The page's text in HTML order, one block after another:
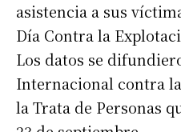
asistencia a sus
Día Contra la
Los datos se
Internacional contra
la Trata de Personas